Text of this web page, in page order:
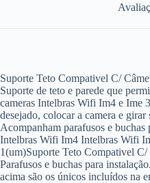
Suporte Teto Compativel C/
Suporte de teto e parede que
cameras Intelbras Wifi Im4 e Ime
desejado, colocar a camera e girar
Acompanham parafusos e
Intelbras Wifi Im4 Intelbras Wifi
1(um)Suporte Teto Compativel
Parafusos e buchas para
acima são os únicos incluídos na